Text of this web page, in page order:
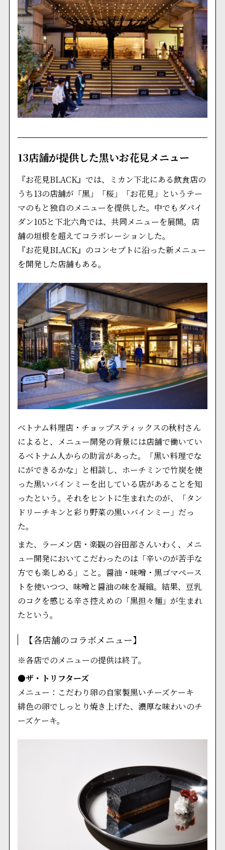
13店舗が提供した黒いお花見メニュー
『お花見BLACK』では、ミカン下北にある飲食店の
うち13の店舗が「黒」「桜」「お花見」というテー
マのもと独自のメニューを提供した。中でもダパイ
ダン105と下北六角では、共同メニューを展開。店
舗の垣根を超えてコラボレーションした。
『お花見BLACK』のコンセプトに沿った新メニュー
を開発した店舗もある。
ベトナム料理店・チョップスティックスの秋村さん
によると、メニュー開発の背景には店舗で働いてい
るベトナム人からの助言があった。「黒い料理でな
にができるかな」と相談し、ホーチミンで竹炭を使
った黒いバインミーを出している店があることを知
ったという。それをヒントに生まれたのが、「タン
ドリーチキンと彩り野菜の黒いバインミー」だっ
た。
また、ラーメン店・楽観の谷田部さんいわく、メニ
ュー開発においてこだわったのは「辛いのが苦手な
方でも楽しめる」こと。醤油・味噌・黒ゴマペース
トを使いつつ、味噌と醤油の味を凝縮。結果、豆乳
のコクを感じる辛さ控えめの「黒担々麺」が生まれ
たという。
【各店舗のコラボメニュー】
※各店でのメニューの提供は終了。
●ザ・トリフターズ
メニュー：こだわり卵の自家製黒いチーズケーキ
緋色の卵でしっとり焼き上げた、濃厚な味わいのチ
ーズケーキ。